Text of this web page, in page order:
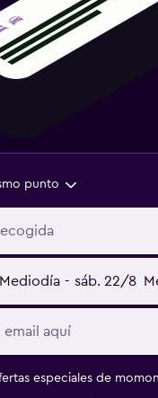
punto
Mediodía - sáb. 22/8
especiales de